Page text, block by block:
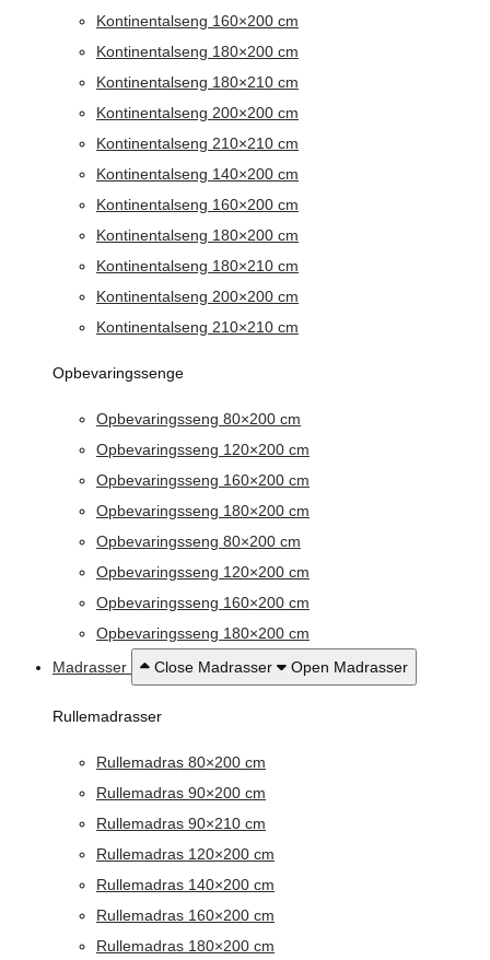
Kontinentalseng 160×200 cm
Kontinentalseng 180×200 cm
Kontinentalseng 180×210 cm
Kontinentalseng 200×200 cm
Kontinentalseng 210×210 cm
Kontinentalseng 140×200 cm
Kontinentalseng 160×200 cm
Kontinentalseng 180×200 cm
Kontinentalseng 180×210 cm
Kontinentalseng 200×200 cm
Kontinentalseng 210×210 cm
Opbevaringssenge
Opbevaringsseng 80×200 cm
Opbevaringsseng 120×200 cm
Opbevaringsseng 160×200 cm
Opbevaringsseng 180×200 cm
Opbevaringsseng 80×200 cm
Opbevaringsseng 120×200 cm
Opbevaringsseng 160×200 cm
Opbevaringsseng 180×200 cm
Madrasser
Close Madrasser Open Madrasser
Rullemadrasser
Rullemadras 80×200 cm
Rullemadras 90×200 cm
Rullemadras 90×210 cm
Rullemadras 120×200 cm
Rullemadras 140×200 cm
Rullemadras 160×200 cm
Rullemadras 180×200 cm